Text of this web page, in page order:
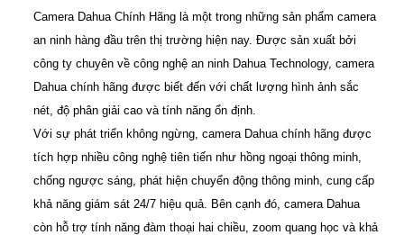
Camera Dahua Chính Hãng là một trong những sản phẩm camera
an ninh hàng đầu trên thị trường hiện nay. Được sản xuất bởi
công ty chuyên về công nghệ an ninh Dahua Technology, camera
Dahua chính hãng được biết đến với chất lượng hình ảnh sắc
nét, độ phân giải cao và tính năng ổn định.
Với sự phát triển không ngừng, camera Dahua chính hãng được
tích hợp nhiều công nghệ tiên tiến như hồng ngoại thông minh,
chống ngược sáng, phát hiện chuyển động thông minh, cung cấp
khả năng giám sát 24/7 hiệu quả. Bên cạnh đó, camera Dahua
còn hỗ trợ tính năng đàm thoại hai chiều, zoom quang học và khả